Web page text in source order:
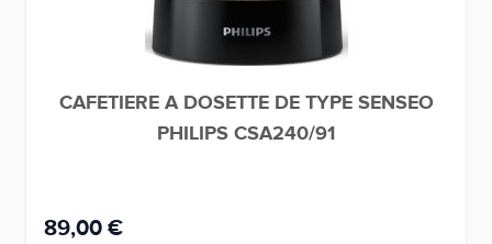
CAFETIERE A DOSETTE DE TYPE SENSEO
PHILIPS CSA240/91
89,00 €